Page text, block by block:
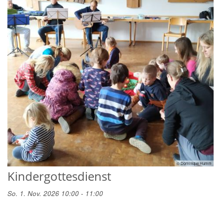
© Dominique Humm
Kindergottesdienst
So. 1. Nov. 2026 10:00 - 11:00